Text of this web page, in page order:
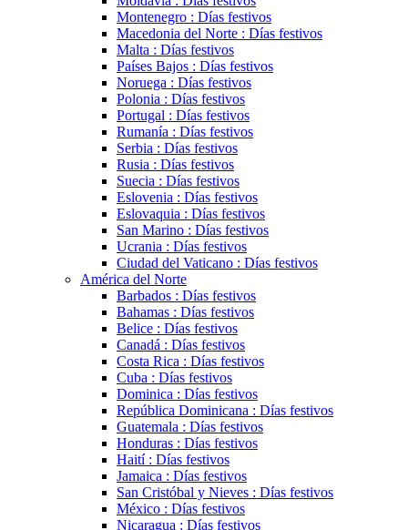
Montenegro : Días festivos
Macedonia del Norte : Días festivos
Malta : Días festivos
Países Bajos : Días festivos
Noruega : Días festivos
Polonia : Días festivos
Portugal : Días festivos
Rumanía : Días festivos
Serbia : Días festivos
Rusia : Días festivos
Suecia : Días festivos
Eslovenia : Días festivos
Eslovaquia : Días festivos
San Marino : Días festivos
Ucrania : Días festivos
Ciudad del Vaticano : Días festivos
América del Norte
Barbados : Días festivos
Bahamas : Días festivos
Belice : Días festivos
Canadá : Días festivos
Costa Rica : Días festivos
Cuba : Días festivos
Dominica : Días festivos
República Dominicana : Días festivos
Guatemala : Días festivos
Honduras : Días festivos
Haití : Días festivos
Jamaica : Días festivos
San Cristóbal y Nieves : Días festivos
México : Días festivos
Nicaragua : Días festivos